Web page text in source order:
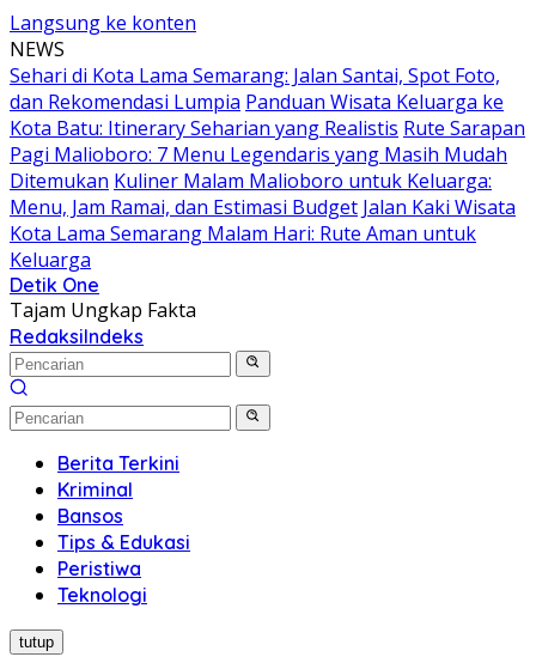
Langsung ke konten
NEWS
Sehari di Kota Lama Semarang: Jalan Santai, Spot Foto,
dan Rekomendasi Lumpia Panduan Wisata Keluarga ke
Kota Batu: Itinerary Seharian yang Realistis Rute Sarapan
Pagi Malioboro: 7 Menu Legendaris yang Masih Mudah
Ditemukan Kuliner Malam Malioboro untuk Keluarga:
Menu, Jam Ramai, dan Estimasi Budget Jalan Kaki Wisata
Kota Lama Semarang Malam Hari: Rute Aman untuk
Keluarga
Detik One
Tajam Ungkap Fakta
RedaksiIndeks
Berita Terkini
Kriminal
Bansos
Tips & Edukasi
Peristiwa
Teknologi
tutup